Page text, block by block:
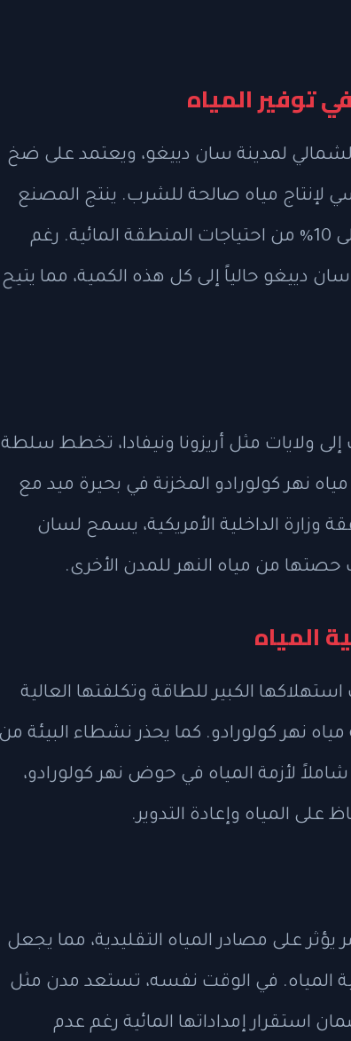
توفير المياه
لمدينة سان دييغو، ويعتمد على ضخ
لإنتاج مياه صالحة للشرب. ينتج المصنع
حوالي 50 مليون جالون يوميًا، ما يشكل نحو 7 إلى 10% من احتياجات المنطقة المائية. رغم
دييغو حالياً إلى كل هذه الكمية، مما يتيح
إلى ولايات مثل أريزونا ونيفادا، تخطط سلطة
نهر كولورادو المخزنة في بحيرة ميد مع
وزارة الداخلية الأمريكية، يسمح لسان
حصتها من مياه النهر للمدن الأخرى.
المياه
الكبير للطاقة وتكلفتها العالية
نهر كولورادو. كما يحذر نشطاء البيئة من
لأزمة المياه في حوض نهر كولورادو،
المياه وإعادة التدوير.
على مصادر المياه التقليدية، مما يجعل
المياه. في الوقت نفسه، تستعد مدن مثل
إمداداتها المائية رغم عدم